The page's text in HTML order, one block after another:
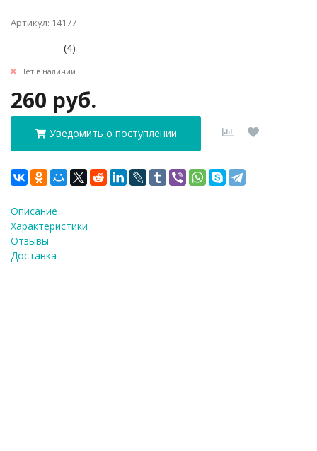
Артикул: 14177
(4)
Нет в наличии
260 руб.
Уведомить о поступлении
Описание
Характеристики
Отзывы
Доставка